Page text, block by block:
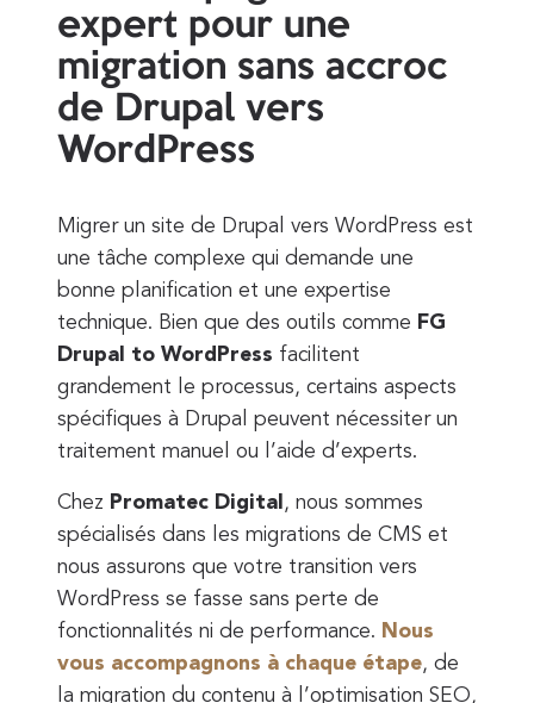
expert pour une
migration sans accroc
de Drupal vers
WordPress
Migrer un site de Drupal vers WordPress est
une tâche complexe qui demande une
bonne planification et une expertise
technique. Bien que des outils comme FG
Drupal to WordPress facilitent
grandement le processus, certains aspects
spécifiques à Drupal peuvent nécessiter un
traitement manuel ou l’aide d’experts.
Chez Promatec Digital , nous sommes
spécialisés dans les migrations de CMS et
nous assurons que votre transition vers
WordPress se fasse sans perte de
fonctionnalités ni de performance. Nous
vous accompagnons à chaque étape, de
la migration du contenu à l’optimisation SEO,